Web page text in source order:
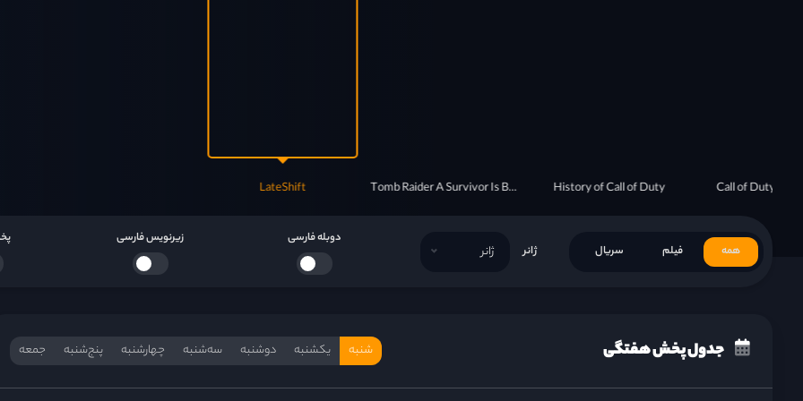
LateShift Tomb Raider A Survivor Is Born History of Call of Duty Call of Duty:
همه فیلم سریال ژانر ژانر
دوبله فارسی زیرنویس فارسی
جدول پخش هفتگی شنبه یکشنبه دوشنبه سه‌‌شنبه چهارشنبه پنج‌شنبه جمعه